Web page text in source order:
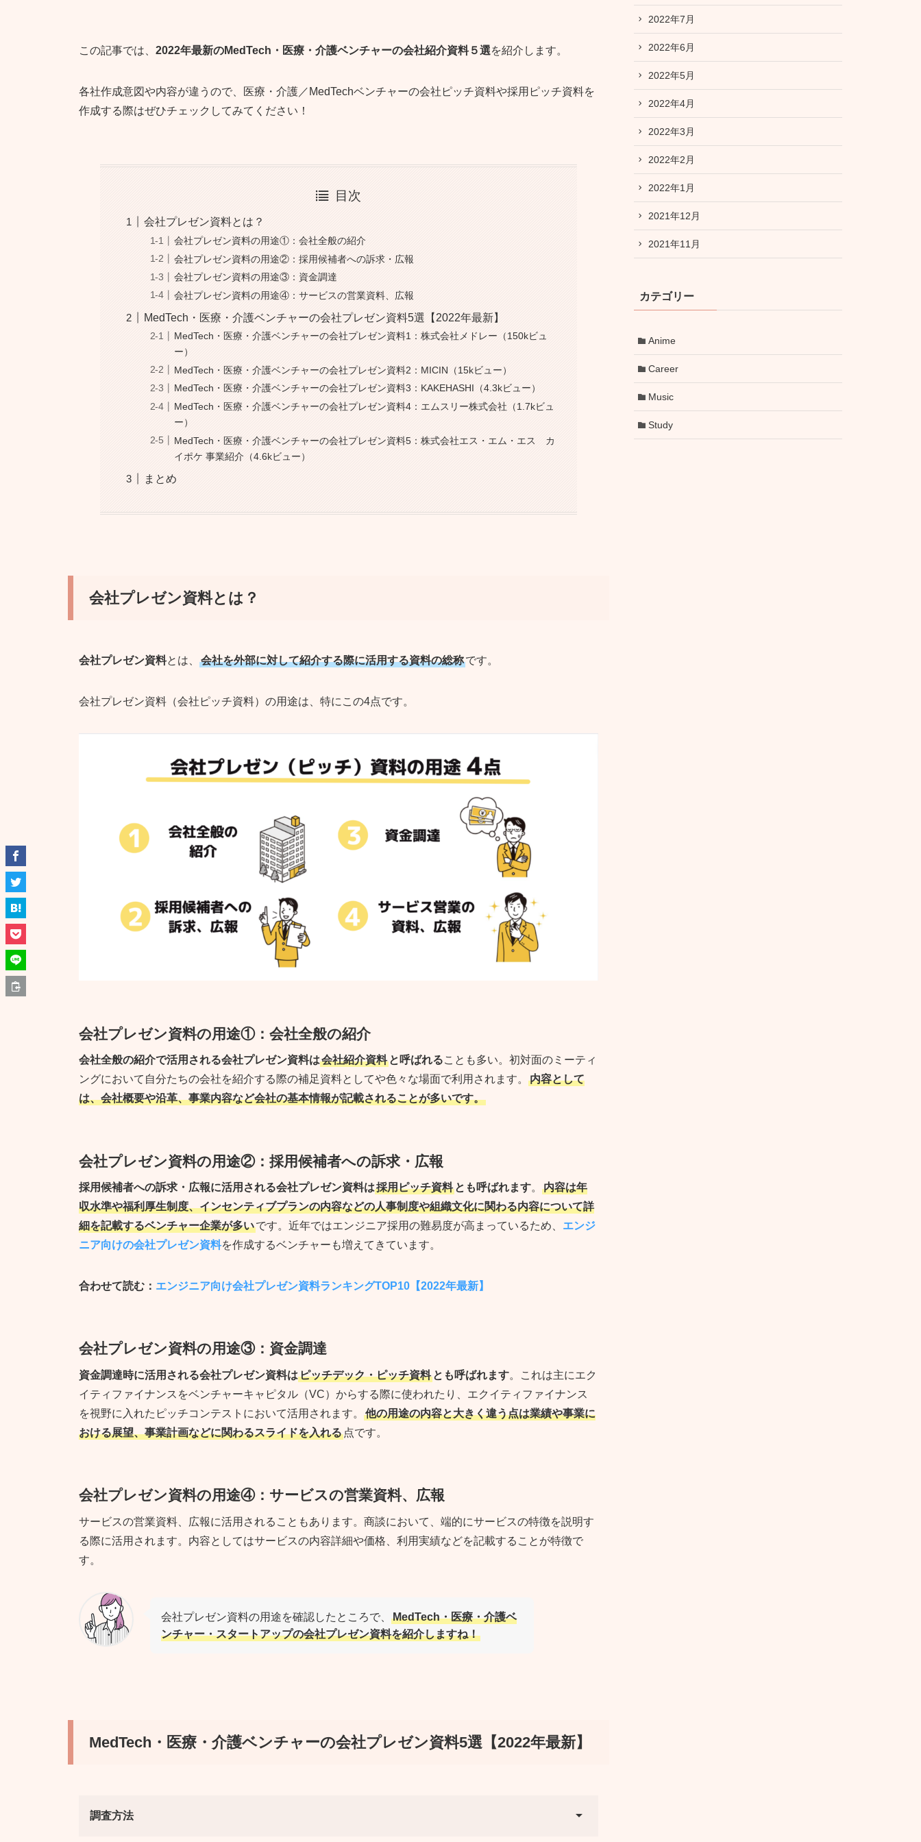
この記事では、2022年最新のMedTech・医療・介護ベンチャーの会社紹介資料５選を紹介します。
各社作成意図や内容が違うので、医療・介護／MedTechベンチャーの会社ピッチ資料や採用ピッチ資料を
作成する際はぜひチェックしてみてください！
目次
会社プレゼン資料とは？
会社プレゼン資料の用途①：会社全般の紹介
会社プレゼン資料の用途②：採用候補者への訴求・広報
会社プレゼン資料の用途③：資金調達
会社プレゼン資料の用途④：サービスの営業資料、広報
MedTech・医療・介護ベンチャーの会社プレゼン資料5選【2022年最新】
MedTech・医療・介護ベンチャーの会社プレゼン資料1：株式会社メドレー（150kビュ
ー）
MedTech・医療・介護ベンチャーの会社プレゼン資料2：MICIN（15kビュー）
MedTech・医療・介護ベンチャーの会社プレゼン資料3：KAKEHASHI（4.3kビュー）
MedTech・医療・介護ベンチャーの会社プレゼン資料4：エムスリー株式会社（1.7kビュ
ー）
MedTech・医療・介護ベンチャーの会社プレゼン資料5：株式会社エス・エム・エス カ
イポケ 事業紹介（4.6kビュー）
まとめ
会社プレゼン資料とは？
会社プレゼン資料とは、会社を外部に対して紹介する際に活用する資料の総称です。
会社プレゼン資料（会社ピッチ資料）の用途は、特にこの4点です。
会社プレゼン資料の用途①：会社全般の紹介
会社全般の紹介で活用される会社プレゼン資料は会社紹介資料 と呼ばれることも多い。初対面のミーティ
ングにおいて自分たちの会社を紹介する際の補足資料としてや色々な場面で利用されます。内容として
は、会社概要や沿革、事業内容など会社の基本情報が記載されることが多いです。
会社プレゼン資料の用途②：採用候補者への訴求・広報
採用候補者への訴求・広報に活用される会社プレゼン資料は採用ピッチ資料 とも呼ばれます。内容は年
収水準や福利厚生制度、インセンティブプランの内容などの人事制度や組織文化に関わる内容について詳
細を記載するベンチャー企業が多いです。近年ではエンジニア採用の難易度が高まっているため、 エンジ
ニア向けの会社プレゼン資料を作成するベンチャーも増えてきています。
合わせて読む： エンジニア向け会社プレゼン資料ランキングTOP10【2022年最新】
会社プレゼン資料の用途③：資金調達
資金調達時に活用される会社プレゼン資料はピッチデック・ピッチ資料 とも呼ばれます。これは主にエク
イティファイナンスをベンチャーキャピタル（VC）からする際に使われたり、エクイティファイナンス
を視野に入れたピッチコンテストにおいて活用されます。他の用途の内容と大きく違う点は業績や事業に
おける展望、事業計画などに関わるスライドを入れる 点です。
会社プレゼン資料の用途④： サービスの営業資料、広報
サービスの営業資料、広報に活用されることもあります。商談において、端的にサービスの特徴を説明す
る際に活用されます。内容としてはサービスの内容詳細や価格、利用実績などを記載することが特徴で
す。
会社プレゼン資料の用途を確認したところで、MedTech・医療・介護ベ
ンチャー・スタートアップの会社プレゼン資料を紹介しますね！
MedTech・医療・介護ベンチャーの会社プレゼン資料5選【2022年最新】
調査方法
2022年7月
2022年6月
2022年5月
2022年4月
2022年3月
2022年2月
2022年1月
2021年12月
2021年11月
カテゴリー
Anime
Career
Music
Study